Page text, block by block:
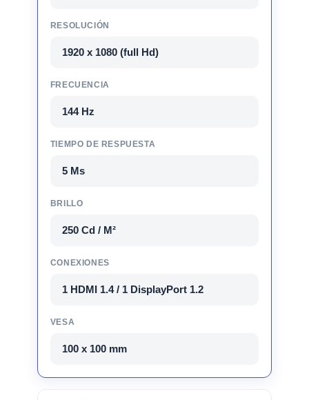
RESOLUCIÓN
1920 x 1080 (full Hd)
FRECUENCIA
144 Hz
TIEMPO DE RESPUESTA
5 Ms
BRILLO
250 Cd / M²
CONEXIONES
1 HDMI 1.4 / 1 DisplayPort 1.2
VESA
100 x 100 mm